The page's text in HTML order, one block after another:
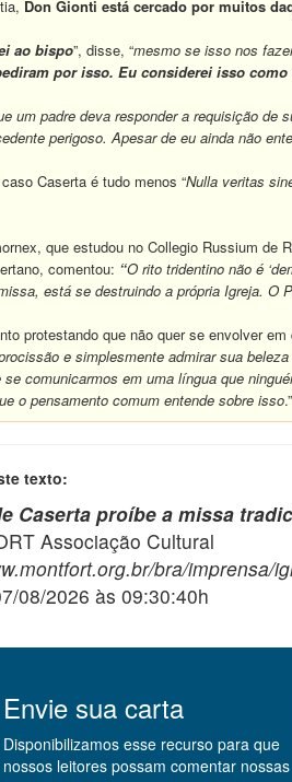
Don Gionti está cercado por muitos
ao bispo”, disse, “mesmo se isso nos
por isso. Eu considerei isso
um padre deva responder a requisição
perigoso. Apesar de eu ainda não
Caserta é tudo menos “Nulla veritas
que estudou no Collegio Russium de
comentou: “O rito tridentino não é
está se destruindo a própria Igreja. O
protestando que não quer se envolver
e simplesmente admirar sua
se comunicarmos em uma língua que
o pensamento comum entende sobre isso.”
texto:
Caserta proíbe a missa
Associação Cultural
bra/imprensa/
08/2026 às 09:30:40h
Envie sua carta
Disponibilizamos esse recurso para que
nossos leitores possam comentar nossas